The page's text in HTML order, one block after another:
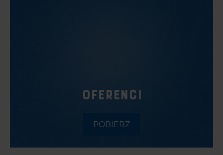
OFERENCI
POBIERZ